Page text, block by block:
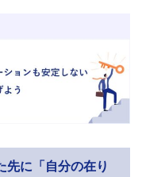
先に「自分の在り